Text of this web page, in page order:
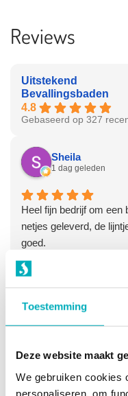
Toestemming
Deze website maakt
We gebruiken cookies
personaliseren, om
Reviews
Uitstekend
Bevallingsbaden
4.8
Gebaseerd op 327
Sheila
1 dag geleden
Heel fijn bedrijf om een
netjes geleverd, de
goed.
Reactie van de
fijn om te lezen dat je
Bevallingsbaden
Ebru Goktas
3 dagen geleden
Alles wordt duidelijk